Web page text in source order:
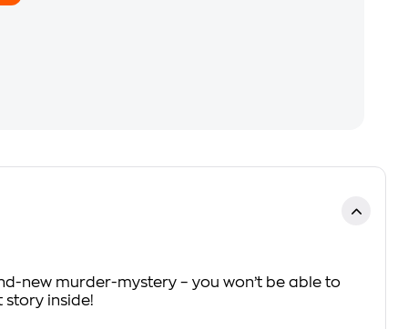
new murder-mystery – you won’t be able to
story inside!